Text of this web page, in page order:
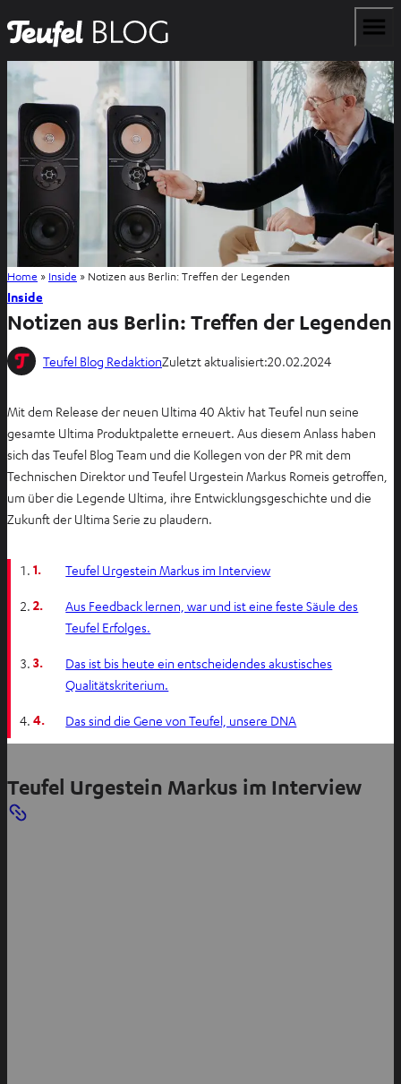
Home » Inside » Notizen aus Berlin: Treffen der Legenden
Inside
Notizen aus Berlin: Treffen der Legenden
Teufel Blog RedaktionZuletzt aktualisiert:20.02.2024
Mit dem Release der neuen Ultima 40 Aktiv hat Teufel nun seine
gesamte Ultima Produktpalette erneuert. Aus diesem Anlass haben
sich das Teufel Blog Team und die Kollegen von der PR mit dem
Technischen Direktor und Teufel Urgestein Markus Romeis getroffen,
um über die Legende Ultima, ihre Entwicklungsgeschichte und die
Zukunft der Ultima Serie zu plaudern.
1. Teufel Urgestein Markus im Interview
2.
Aus Feedback lernen, war und ist eine feste Säule des
Teufel Erfolges.
3.
Das ist bis heute ein entscheidendes akustisches
Qualitätskriterium.
4. Das sind die Gene von Teufel, unsere DNA
Teufel Urgestein Markus im Interview